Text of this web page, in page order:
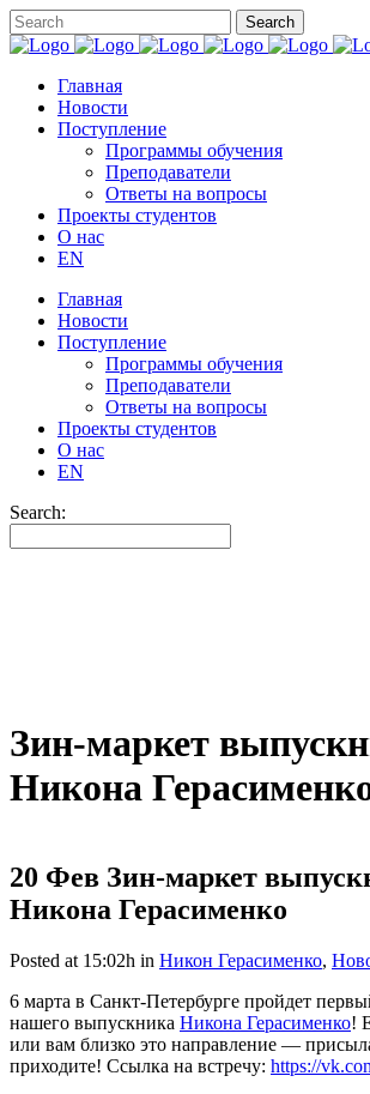
Главная
Новости
Поступление
Программы обучения
Преподаватели
Ответы на вопросы
Проекты студентов
О нас
EN
Главная
Новости
Поступление
Программы обучения
Преподаватели
Ответы на вопросы
Проекты студентов
О нас
EN
Search:
Зин-маркет
Никона
20 Фев Зин-маркет
Никона Герасименко
Posted at 15:02h in Никон Герасименко,
6 марта в Санкт-Петербурге пройдет
нашего выпускника Никона Герасименко!
или вам близко это направление —
приходите! Ссылка на встречу: https://